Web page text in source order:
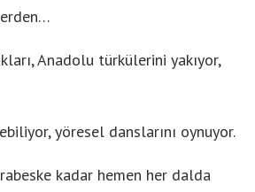
Anadolu türkülerini yakıyor,
yöresel danslarını oynuyor.
kadar hemen her dalda